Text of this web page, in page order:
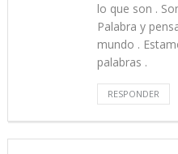
lo que son .
Palabra y
mundo .
palabras .
RESPONDER